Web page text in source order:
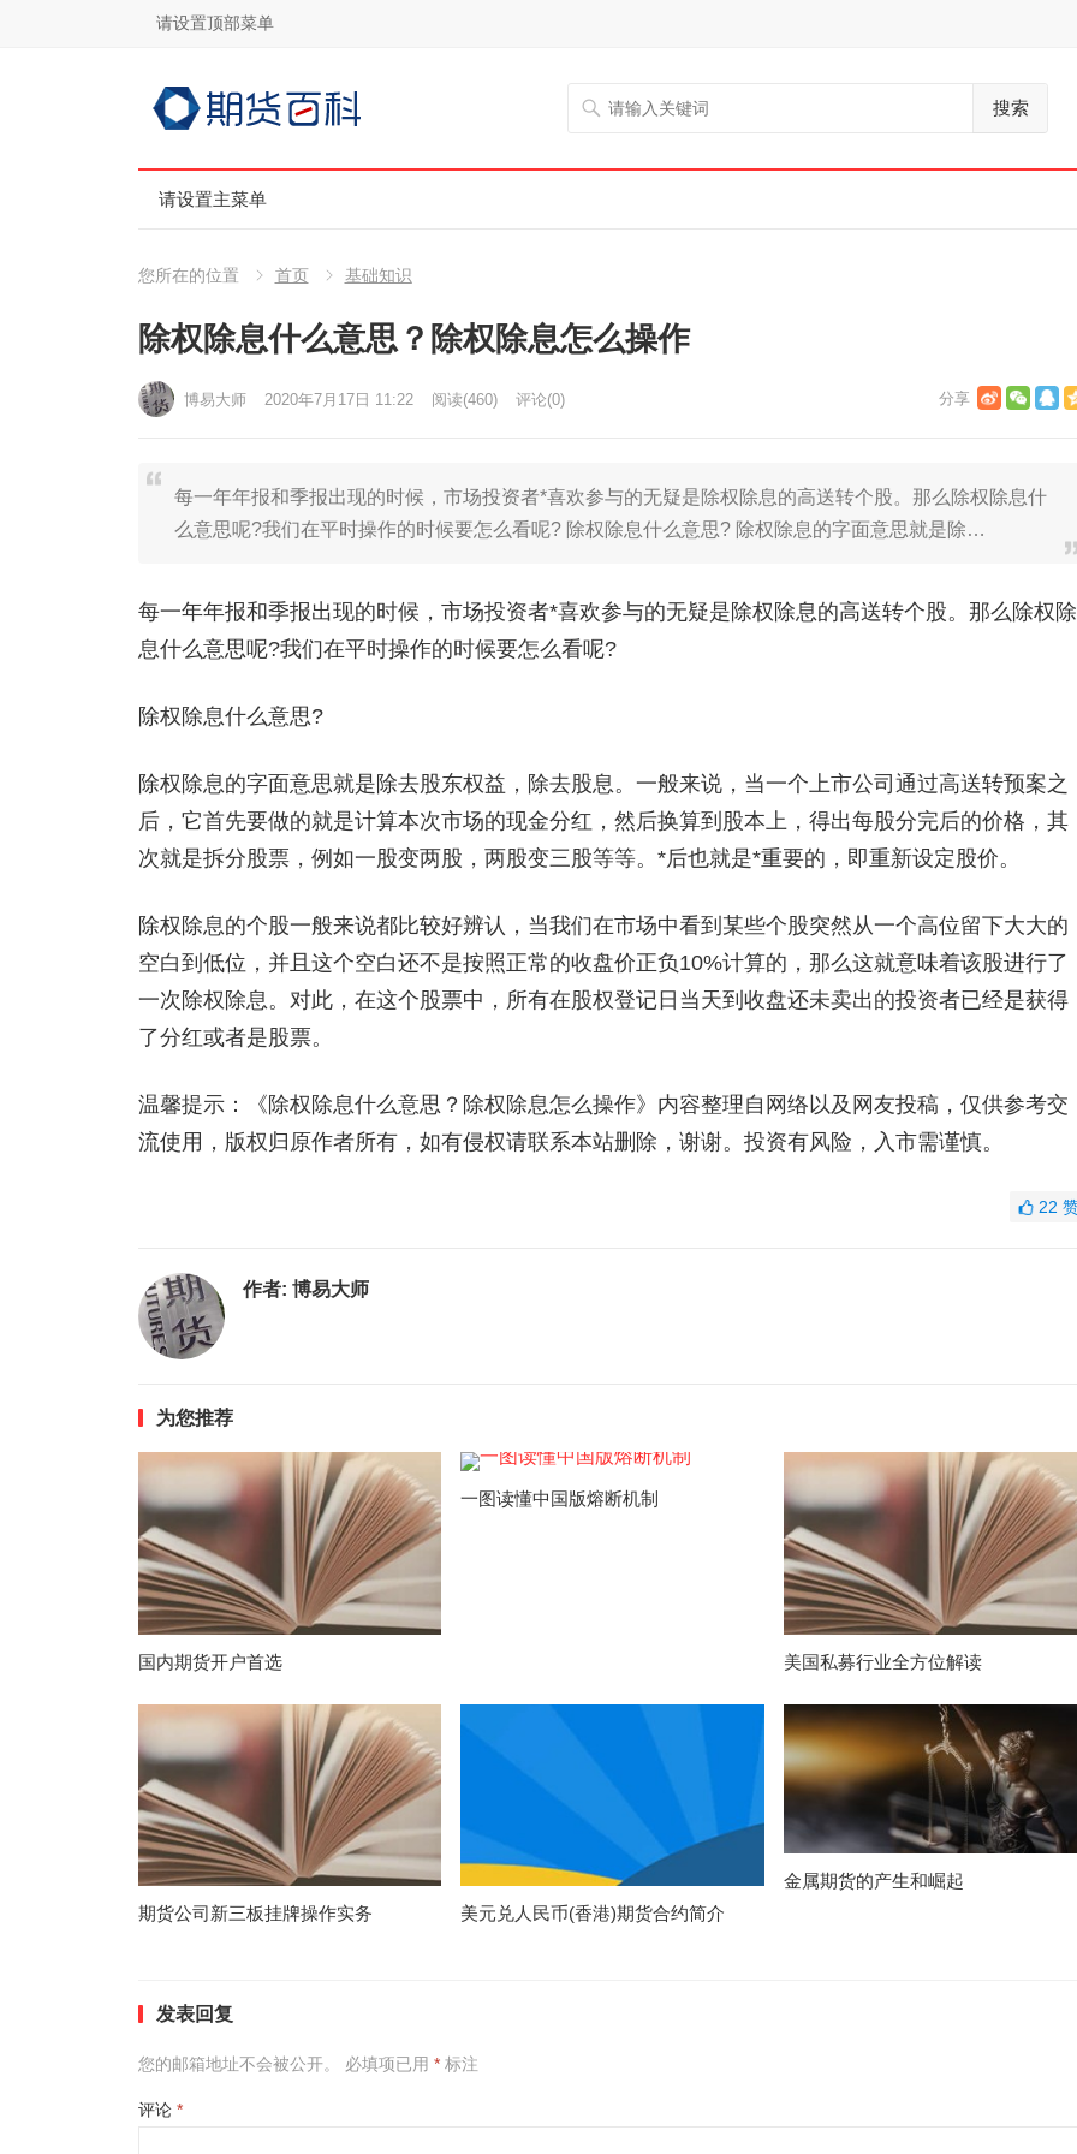
请设置顶部菜单
搜索
请设置主菜单
您所在的位置 首页 基础知识
除权除息什么意思？除权除息怎么操作
博易大师 2020年7月17日 11:22 阅读(460) 评论(0)
每一年年报和季报出现的时候，市场投资者*喜欢参与的无疑是除权除息的高送转个股。那么除权除息什
么意思呢?我们在平时操作的时候要怎么看呢? 除权除息什么意思? 除权除息的字面意思就是除…
每一年年报和季报出现的时候，市场投资者*喜欢参与的无疑是除权除息的高送转个股。那么除权除
息什么意思呢?我们在平时操作的时候要怎么看呢?
除权除息什么意思?
除权除息的字面意思就是除去股东权益，除去股息。一般来说，当一个上市公司通过高送转预案之
后，它首先要做的就是计算本次市场的现金分红，然后换算到股本上，得出每股分完后的价格，其
次就是拆分股票，例如一股变两股，两股变三股等等。*后也就是*重要的，即重新设定股价。
除权除息的个股一般来说都比较好辨认，当我们在市场中看到某些个股突然从一个高位留下大大的
空白到低位，并且这个空白还不是按照正常的收盘价正负10%计算的，那么这就意味着该股进行了
一次除权除息。对此，在这个股票中，所有在股权登记日当天到收盘还未卖出的投资者已经是获得
了分红或者是股票。
温馨提示：《除权除息什么意思？除权除息怎么操作》内容整理自网络以及网友投稿，仅供参考交
流使用，版权归原作者所有，如有侵权请联系本站删除，谢谢。投资有风险，入市需谨慎。
22
作者: 博易大师
为您推荐
国内期货开户首选
一图读懂中国版熔断机制
美国私募行业全方位解读
期货公司新三板挂牌操作实务 美元兑人民币(香港)期货合约简介
金属期货的产生和崛起
发表回复
您的邮箱地址不会被公开。 必填项已用 *标注
评论 *